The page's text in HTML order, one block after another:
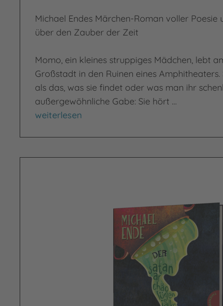
Michael Endes Märchen-Roman voller Poesie
über den Zauber der Zeit
Momo, ein kleines struppiges Mädchen, lebt
Großstadt in den Ruinen eines Amphitheaters.
als das, was sie findet oder was man ihr
außergewöhnliche Gabe: Sie hört …
Momo
weiterlesen